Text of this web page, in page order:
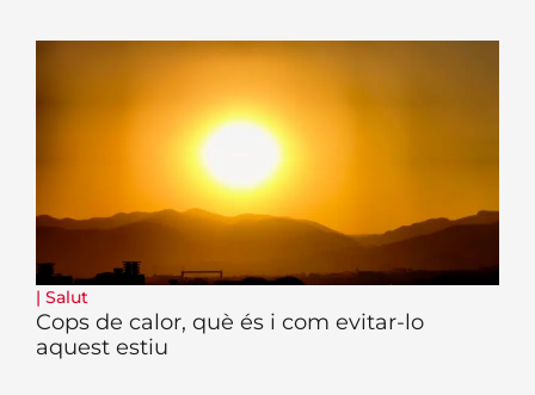
| Salut
Cops de calor, què és i com evitar-lo
aquest estiu